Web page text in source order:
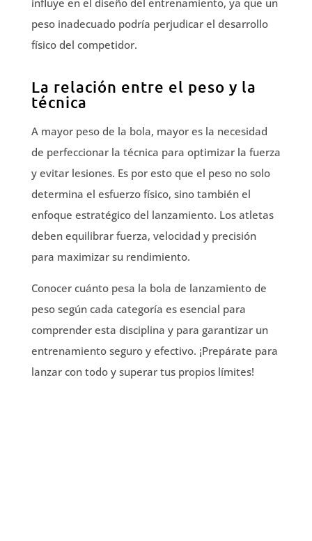
influye en el diseño del entrenamiento, ya que un
peso inadecuado podría perjudicar el desarrollo
físico del competidor.
La relación entre el peso y la
técnica
A mayor peso de la bola, mayor es la necesidad
de perfeccionar la técnica para optimizar la fuerza
y evitar lesiones. Es por esto que el peso no solo
determina el esfuerzo físico, sino también el
enfoque estratégico del lanzamiento. Los atletas
deben equilibrar fuerza, velocidad y precisión
para maximizar su rendimiento.
Conocer cuánto pesa la bola de lanzamiento de
peso según cada categoría es esencial para
comprender esta disciplina y para garantizar un
entrenamiento seguro y efectivo. ¡Prepárate para
lanzar con todo y superar tus propios límites!